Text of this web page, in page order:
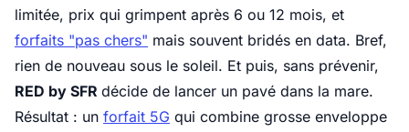
limitée, prix qui grimpent après 6 ou 12 mois, et
forfaits "pas chers" mais souvent bridés en data. Bref,
rien de nouveau sous le soleil. Et puis, sans prévenir,
RED by SFR décide de lancer un pavé dans la mare.
Résultat : un forfait 5G qui combine grosse enveloppe